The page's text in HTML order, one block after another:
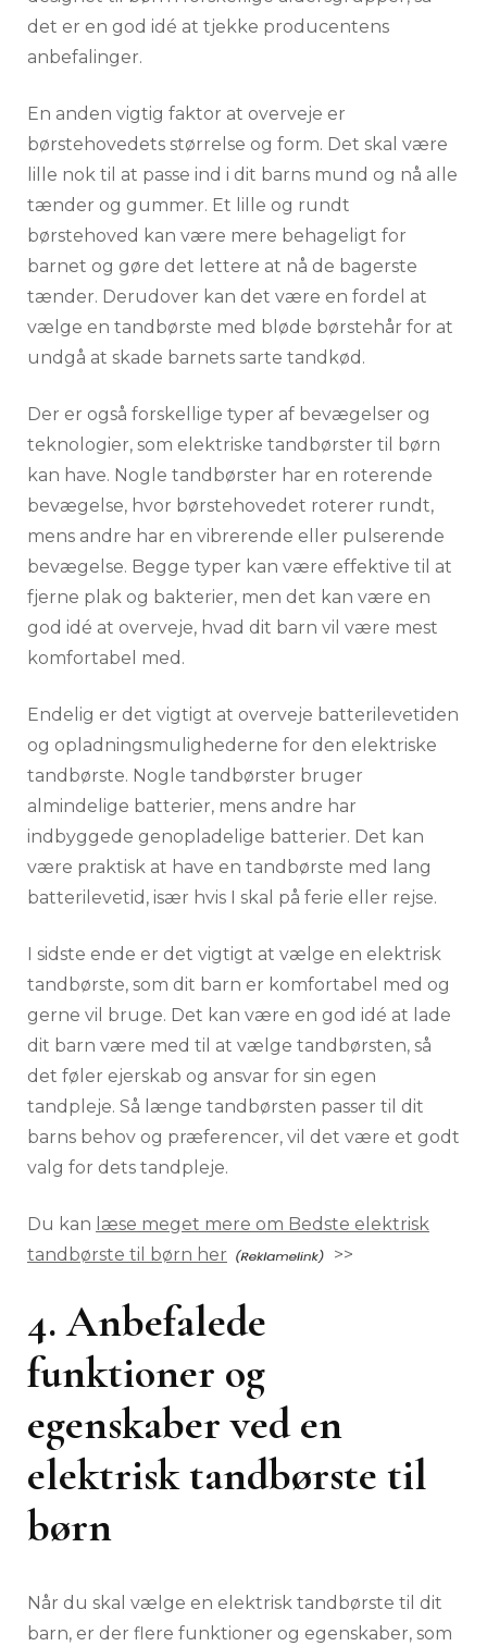
det er en god idé at tjekke producentens
anbefalinger.
En anden vigtig faktor at overveje er
børstehovedets størrelse og form. Det skal være
lille nok til at passe ind i dit barns mund og nå alle
tænder og gummer. Et lille og rundt
børstehoved kan være mere behageligt for
barnet og gøre det lettere at nå de bagerste
tænder. Derudover kan det være en fordel at
vælge en tandbørste med bløde børstehår for at
undgå at skade barnets sarte tandkød.
Der er også forskellige typer af bevægelser og
teknologier, som elektriske tandbørster til børn
kan have. Nogle tandbørster har en roterende
bevægelse, hvor børstehovedet roterer rundt,
mens andre har en vibrerende eller pulserende
bevægelse. Begge typer kan være effektive til at
fjerne plak og bakterier, men det kan være en
god idé at overveje, hvad dit barn vil være mest
komfortabel med.
Endelig er det vigtigt at overveje batterilevetiden
og opladningsmulighederne for den elektriske
tandbørste. Nogle tandbørster bruger
almindelige batterier, mens andre har
indbyggede genopladelige batterier. Det kan
være praktisk at have en tandbørste med lang
batterilevetid, især hvis I skal på ferie eller rejse.
I sidste ende er det vigtigt at vælge en elektrisk
tandbørste, som dit barn er komfortabel med og
gerne vil bruge. Det kan være en god idé at lade
dit barn være med til at vælge tandbørsten, så
det føler ejerskab og ansvar for sin egen
tandpleje. Så længe tandbørsten passer til dit
barns behov og præferencer, vil det være et godt
valg for dets tandpleje.
Du kan læse meget mere om Bedste elektrisk
tandbørste til børn her
>>
4. Anbefalede
funktioner og
egenskaber ved en
elektrisk tandbørste til
børn
Når du skal vælge en elektrisk tandbørste til dit
barn, er der flere funktioner og egenskaber, som